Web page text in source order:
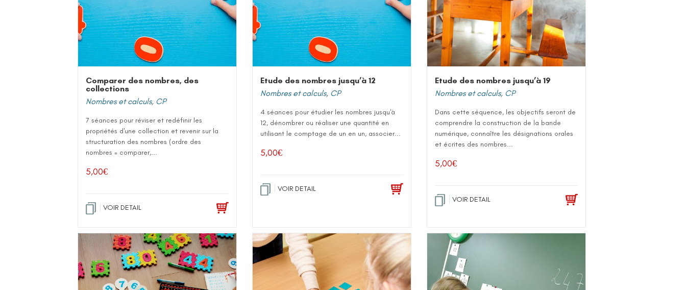
Comparer des nombres, des
collections
Nombres et calculs, CP
7 séances pour réviser et redéfinir les
propriétés d'une collection et revenir sur la
structuration des nombres (ordre des
nombres = comparer,...
5,00€
VOIR DETAIL
Etude des nombres jusqu’à 12
Nombres et calculs, CP
4 séances pour étudier les nombres jusqu'à
12, dénombrer ou réaliser une quantité en
utilisant le comptage de un en un, associer...
5,00€
VOIR DETAIL
Etude des nombres jusqu’à 19
Nombres et calculs, CP
Dans cette séquence, les objectifs seront de
comprendre la construction de la bande
numérique, connaître les désignations orales
et écrites des nombres...
5,00€
VOIR DETAIL